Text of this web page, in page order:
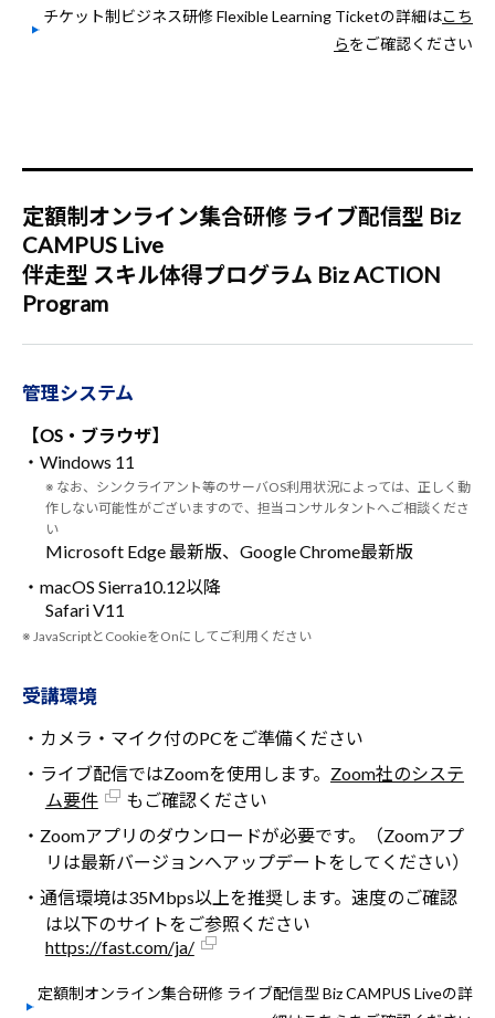
チケット制ビジネス研修 Flexible Learning Ticketの詳細はこち
らをご確認ください
定額制オンライン集合研修 ライブ配信型 Biz
CAMPUS Live
伴走型 スキル体得プログラム Biz ACTION
Program
管理システム
【OS・ブラウザ】
・Windows 11
※ なお、シンクライアント等のサーバOS利用状況によっては、正しく動
作しない可能性がございますので、担当コンサルタントへご相談くださ
い
Microsoft Edge 最新版、Google Chrome最新版
・macOS Sierra10.12以降
Safari V11
※ JavaScriptとCookieをOnにしてご利用ください
受講環境
・カメラ・マイク付のPCをご準備ください
・ライブ配信ではZoomを使用します。 Zoom社のシステ
ム要件
もご確認ください
・Zoomアプリのダウンロードが必要です。（Zoomアプ
リは最新バージョンへアップデートをしてください）
・通信環境は35Mbps以上を推奨します。速度のご確認
は以下のサイトをご参照ください
https://fast.com/ja/
定額制オンライン集合研修 ライブ配信型 Biz CAMPUS Liveの詳